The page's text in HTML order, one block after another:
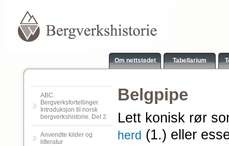
Om nettstedet Tabellarium
ABC.
Bergverksfortellinger.
Introduksjon til norsk
bergverkshistorie. Del 2.
Anvendte kilder og
litteratur
Belgpipe
Lett konisk rør
herd (1.) eller